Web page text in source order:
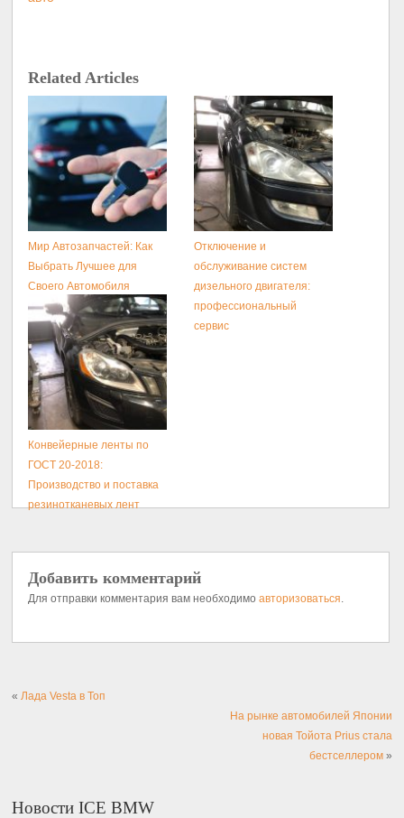
Related Articles
Мир Автозапчастей: Как
Выбрать Лучшее для
Своего Автомобиля
Отключение и
обслуживание систем
дизельного двигателя:
профессиональный
сервис
Конвейерные ленты по
ГОСТ 20-2018:
Производство и поставка
резинотканевых лент
Добавить комментарий
Для отправки комментария вам необходимоавторизоваться.
« Лада Vesta в Топ
На рынке автомобилей Японии
новая Тойота Prius стала
бестселлером»
Новости ICE BMW